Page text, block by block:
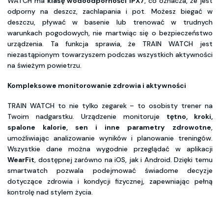
odporny na deszcz, zachlapania i pot. Możesz biegać w
deszczu, pływać w basenie lub trenować w trudnych
warunkach pogodowych, nie martwiąc się o bezpieczeństwo
urządzenia. Ta funkcja sprawia, że TRAIN WATCH jest
niezastąpionym towarzyszem podczas wszystkich aktywności
na świeżym powietrzu.
Kompleksowe monitorowanie zdrowia i aktywności
TRAIN WATCH to nie tylko zegarek – to osobisty trener na
Twoim nadgarstku. Urządzenie monitoruje tętno, kroki,
spalone kalorie, sen i inne parametry zdrowotne
umożliwiając analizowanie wyników i planowanie treningów.
Wszystkie dane można wygodnie przeglądać w aplikacji
WearFit , dostępnej zarówno na iOS, jak i Android. Dzięki temu
smartwatch pozwala podejmować świadome decyzje
dotyczące zdrowia i kondycji fizycznej, zapewniając pełną
kontrolę nad stylem życia.